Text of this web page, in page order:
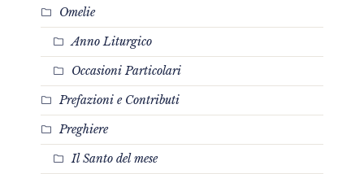
Omelie
Anno Liturgico
Occasioni Particolari
Prefazioni e Contributi
Preghiere
Il Santo del mese